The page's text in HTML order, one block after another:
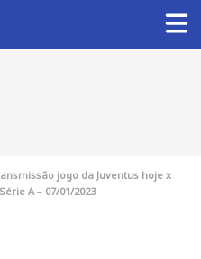
jogo da Juventus hoje x
A – 07/01/2023